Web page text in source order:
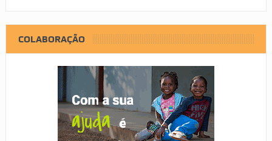
COLABORAÇÃO